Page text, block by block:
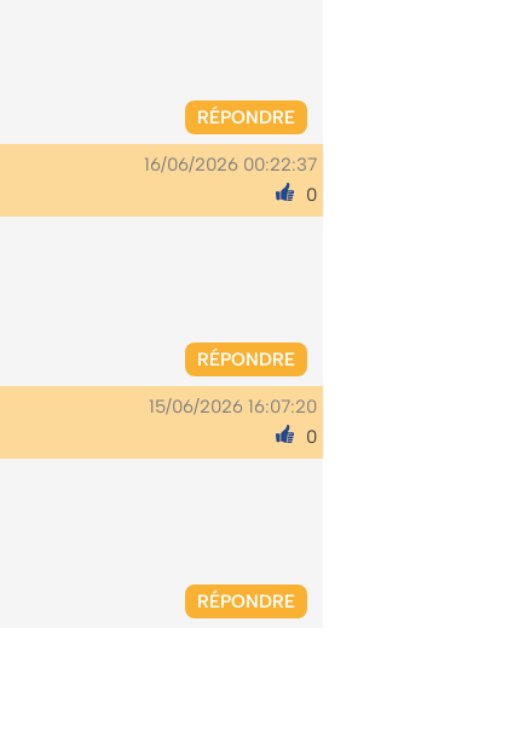
RÉPONDRE
16/06/2026 00:22:37
0
RÉPONDRE
15/06/2026 16:07:20
0
RÉPONDRE